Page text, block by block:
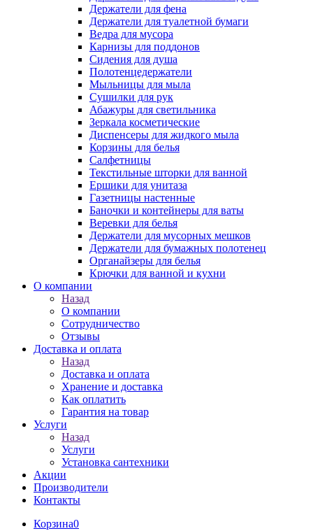
Держатели для фена
Держатели для туалетной бумаги
Ведра для мусора
Карнизы для поддонов
Сидения для душа
Полотенцедержатели
Мыльницы для мыла
Сушилки для рук
Абажуры для светильника
Зеркала косметические
Диспенсеры для жидкого мыла
Корзины для белья
Салфетницы
Текстильные шторки для ванной
Ершики для унитаза
Газетницы настенные
Баночки и контейнеры для ваты
Веревки для белья
Держатели для мусорных мешков
Держатели для бумажных полотенец
Органайзеры для белья
Крючки для ванной и кухни
О компании
Назад
О компании
Сотрудничество
Отзывы
Доставка и оплата
Назад
Доставка и оплата
Хранение и доставка
Как оплатить
Гарантия на товар
Услуги
Назад
Услуги
Установка сантехники
Акции
Производители
Контакты
Корзина0